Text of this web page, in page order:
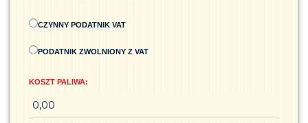
CZYNNY PODATNIK VAT
PODATNIK ZWOLNIONY Z VAT
KOSZT PALIWA: